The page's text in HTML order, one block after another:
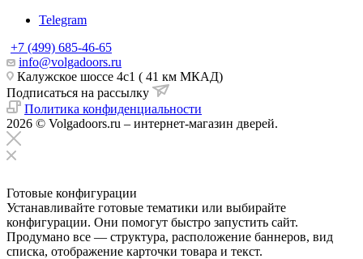
Telegram
+7 (499) 685-46-65
info@volgadoors.ru
Калужское шоссе 4с1 ( 41 км МКАД)
Подписаться на рассылку
Политика конфиденциальности
2026 © Volgadoors.ru – интернет-магазин дверей.
Готовые конфигурации
Устанавливайте готовые тематики или выбирайте
конфигурации. Они помогут быстро запустить сайт.
Продумано все — структура, расположение баннеров, вид
списка, отображение карточки товара и текст.